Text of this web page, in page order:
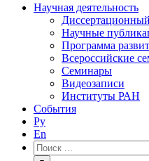
Научная деятельность
Научные
Программа
Всероссийские
Семинары
Видеозаписи
Институты РАН
События
Ру
En
Результат